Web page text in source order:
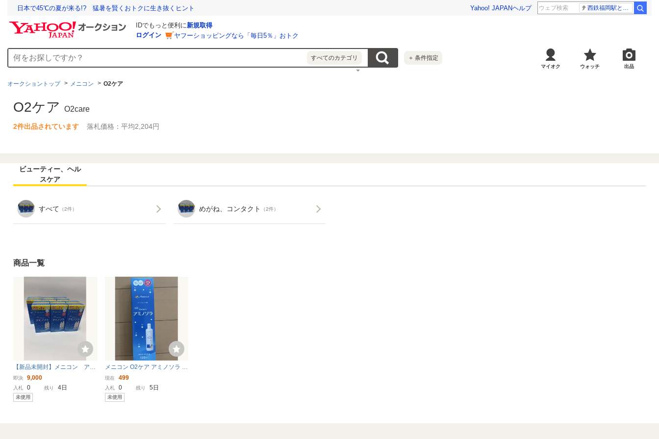
日本で45℃の夏が来る!? 猛暑を賢くおトクに生き抜くヒント Yahoo! JAPANヘルプ 西鉄福岡駅と薬院駅の構内で不適切音声
IDでもっと便利に新規取得
ログイン
ヤフーショッピングなら「毎日5％」おトク
すべてのカテゴリ ＋ 条件指定
マイオク ウォッチ 出品
オークショントップ メニコン O2ケア
O2ケア O2care
2件出品されています 落札価格：平均2,204円
ビューティー、ヘル
スケア
すべて （2件） めがね、コンタクト （2件）
商品一覧
【新品未開封】メニコン アミ
ノソラ120ml 24本 【匿名配
送】
即決 9,000
入札 0 残り 4日
未使用
メニコン O2ケア アミノソラ 1
20ml 1本 ハードレンズ用 複
数あり ハードコンタクト洗浄
液
現在 499
入札 0 残り 5日
未使用